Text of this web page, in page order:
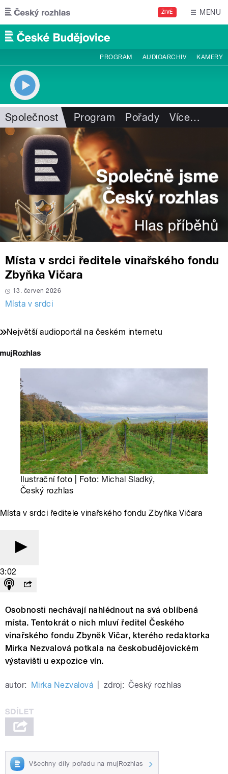
Přejít k hlavnímu obsahu
ŽIVĚ MENU
PROGRAM AUDIOARCHIV KAMERY
Společnost Program Pořady Více…
Místa v srdci ředitele vinařského fondu
Zbyňka Vičara
13. červen 2026
Místa v srdci
Největší audioportál na českém internetu
Ilustrační foto | Foto: Michal Sladký,
Český rozhlas
Místa v srdci ředitele vinařského fondu Zbyňka Vičara
3:02
Osobnosti nechávají nahlédnout na svá oblíbená
místa. Tentokrát o nich mluví ředitel Českého
vinařského fondu Zbyněk Vičar, kterého redaktorka
Mirka Nezvalová potkala na českobudějovickém
výstavišti u expozice vín.
autor: Mirka Nezvalová zdroj: Český rozhlas
Všechny díly pořadu na mujRozhlas